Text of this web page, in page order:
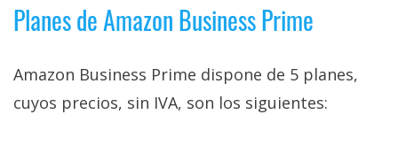
Planes de Amazon Business Prime
Amazon Business Prime dispone de 5 planes,
cuyos precios, sin IVA, son los siguientes: